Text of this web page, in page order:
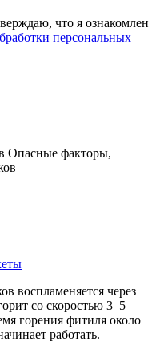
что я ознакомлен
персональных
Опасные факторы,
воспламеняется через
со скоростью 3–5
горения фитиля около
работать.